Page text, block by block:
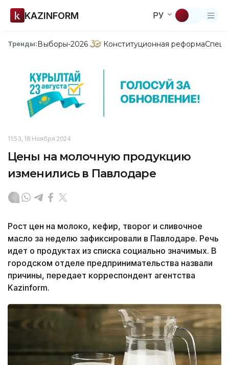
KAZINFORM РУ
Тренды:Выборы-2026 Конституционная реформа
11:53, 18 Ноября 2024
Цены на молочную продукцию
изменились в Павлодаре
Рост цен на молоко, кефир, творог и сливочное
масло за неделю зафиксировали в Павлодаре. Речь
идет о продуктах из списка социально значимых. В
городском отделе предпринимательства назвали
причины, передает корреспондент агентства
Kazinform.